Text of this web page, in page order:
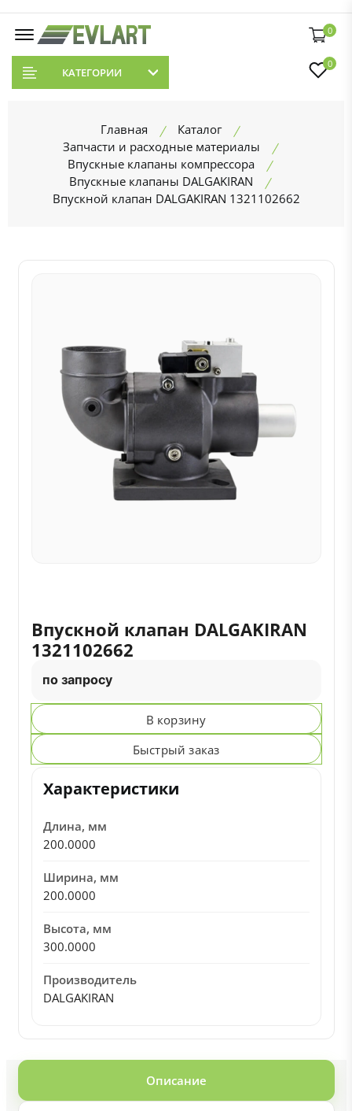
0
КАТЕГОРИИ
0
Главная
Каталог
Запчасти и расходные материалы
Впускные клапаны компрессора
Впускные клапаны DALGAKIRAN
Впускной клапан DALGAKIRAN 1321102662
Впускной клапан DALGAKIRAN
1321102662
по запросу
В корзину
Быстрый заказ
Характеристики
Длина, мм
200.0000
Ширина, мм
200.0000
Высота, мм
300.0000
Производитель
DALGAKIRAN
Описание